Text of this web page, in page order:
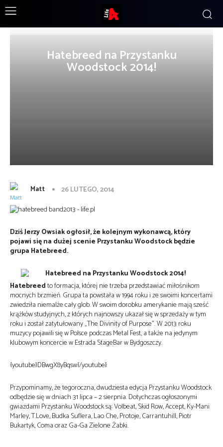
Hatebreed na Przystanku
Woodstock 2014!
Matt 26 LUTEGO, 2014
Dziś Jerzy Owsiak ogłosił, że kolejnym wykonawcą, który
pojawi się na dużej scenie Przystanku Woodstock będzie
grupa Hatebreed.
Hatebreedto formacja, której nie trzeba przedstawiać miłośnikom
mocnych brzmień. Grupa ta powstała w 1994 roku i ze swoimi koncertami
zwiedziła niemalże cały glob. W swoim dorobku amerykanie mają sześć
krążków studyjnych, z których najnowszy ukazał się w sprzedaży w tym
roku i został zatytułowany „The Divinity of Purpose”. W 2013 roku
muzycy pojawili się w Polsce podczas Metal Fest, a także na jedynym
klubowym koncercie w Estrada StageBar w Bydgoszczy.
{youtube}DBwgX8yBqsw{/youtube}
Przypominamy, że tegoroczna, dwudziesta edycja Przystanku Woodstock
odbędzie się w dniach 31 lipca – 2 sierpnia. Dotychczas ogłoszonymi
gwiazdami Przystanku Woodstock są: Volbeat, Skid Row, Accept, Ky-Mani
Marley, T.Love, Budka Suflera, Lao Che, Protoje, Carrantuhill, Piotr
Bukartyk, Coma oraz Ga-Ga Zielone Żabki.